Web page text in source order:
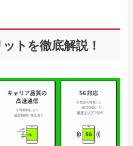
トを徹底解説！